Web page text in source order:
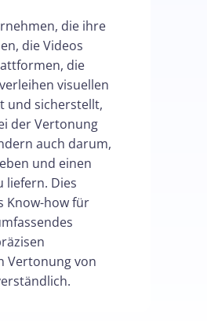
die ihre
die Videos
die
visuellen
und sicherstellt,
der Vertonung
auch darum,
und einen
liefern. Dies
Know-how für
Vertonung von